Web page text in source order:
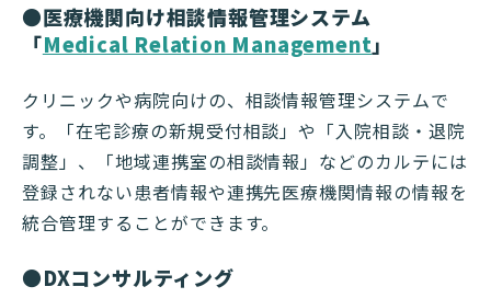
●医療機関向け相談情報管理システム
「Medical Relation Management」
クリニックや病院向けの、相談情報管理システムで
す。「在宅診療の新規受付相談」や「入院相談・退院
調整」、「地域連携室の相談情報」などのカルテには
登録されない患者情報や連携先医療機関情報の情報を
統合管理することができます。
●DXコンサルティング